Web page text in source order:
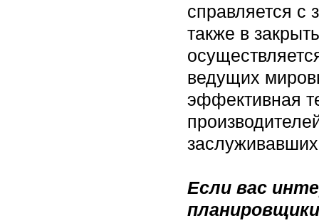
справляется с
также в
ведущих
эффективная
Если вас